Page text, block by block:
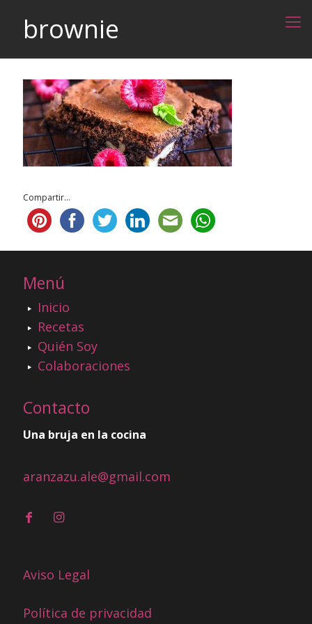
brownie
Compartir...
Menú
Inicio
Recetas
Quién Soy
Colaboraciones
Contacto
Una bruja en la cocina
aranzazu.ale@gmail.com
Aviso Legal
Política de privacidad